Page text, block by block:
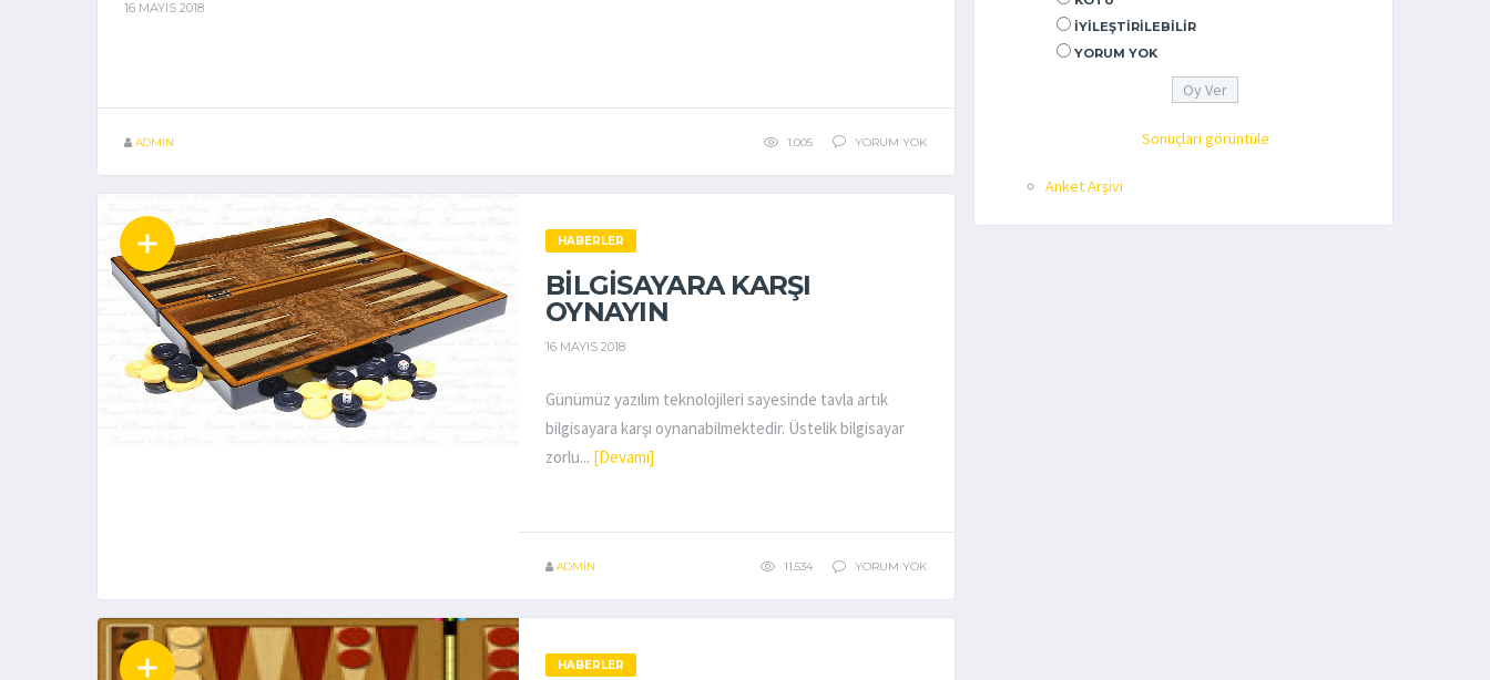
16 MAYIS 2018
ADMIN 1.005 YORUM YOK
HABERLER
BILGISAYARA KARŞI
OYNAYIN
16 MAYIS 2018
Günümüz yazılım teknolojileri sayesinde tavla artık
bilgisayara karşı oynanabilmektedir. Üstelik bilgisayar
zorlu... [Devamı]
ADMIN 11.534 YORUM YOK
HABERLER
İYILEŞTIRILEBILIR
YORUM YOK
Sonuçları görüntüle
Anket Arşivi